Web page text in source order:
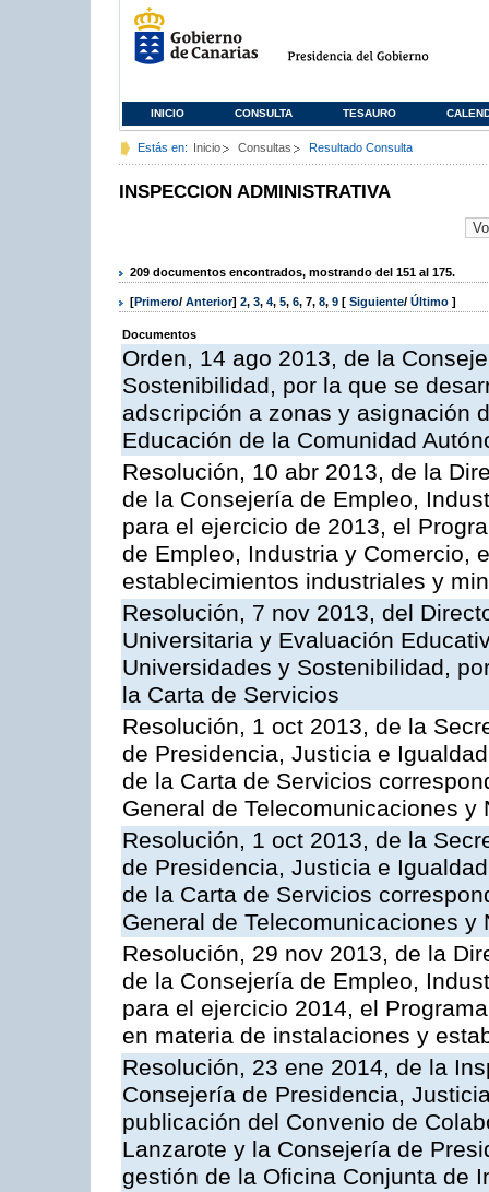
INICIO CONSULTA TESAURO
Estás en: Inicio Consultas Resultado Consulta
INSPECCION ADMINISTRATIVA
209 documentos encontrados, mostrando del 151 al 175.
[Primero/ Anterior] 2, 3, 4, 5, 6, 7, 8, 9 [ Siguiente/ Último ]
Documentos
Orden, 14 ago 2013, de la
Sostenibilidad, por la que se
adscripción a zonas y asignación
Educación de la Comunidad
Resolución, 10 abr 2013, de la
de la Consejería de Empleo,
para el ejercicio de 2013, el
de Empleo, Industria y Comercio,
establecimientos industriales y
Resolución, 7 nov 2013, del
Universitaria y Evaluación
Universidades y Sostenibilidad,
la Carta de Servicios
Resolución, 1 oct 2013, de la
de Presidencia, Justicia e
de la Carta de Servicios
General de Telecomunicaciones y
Resolución, 1 oct 2013, de la
de Presidencia, Justicia e
de la Carta de Servicios
General de Telecomunicaciones y
Resolución, 29 nov 2013, de la
de la Consejería de Empleo,
para el ejercicio 2014, el
en materia de instalaciones y
Resolución, 23 ene 2014, de la
Consejería de Presidencia,
publicación del Convenio de
Lanzarote y la Consejería de
gestión de la Oficina Conjunta de